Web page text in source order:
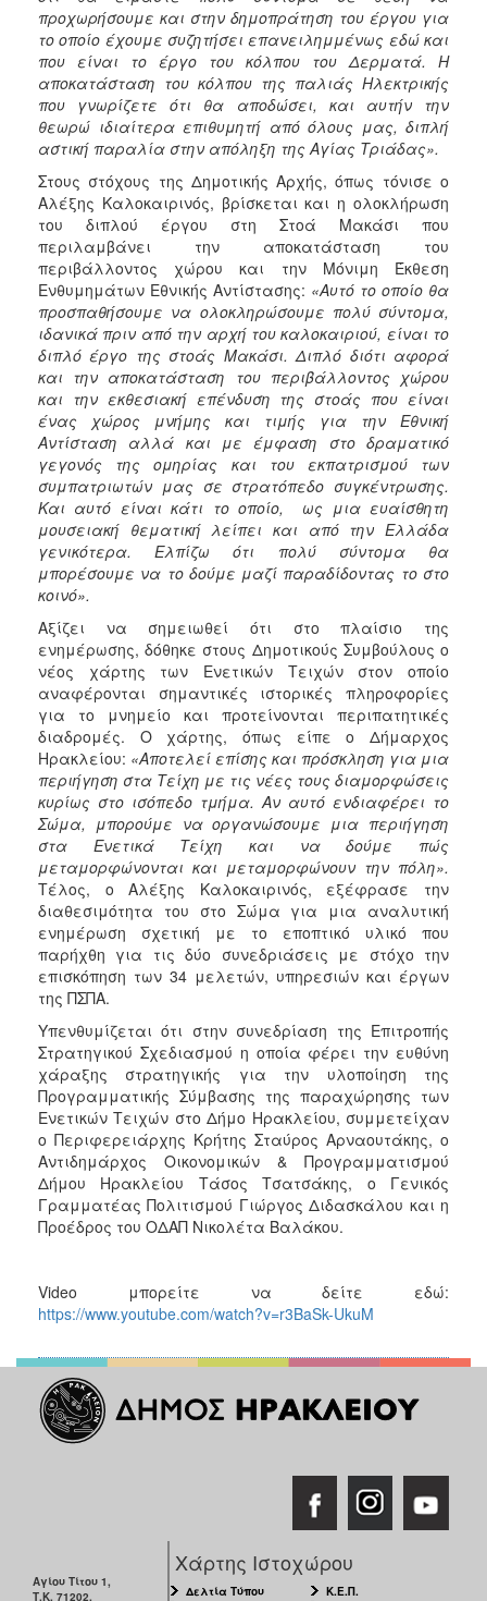
προχωρήσουμε και στην δημοπράτηση του έργου για
το οποίο έχουμε συζητήσει επανειλημμένως εδώ και
που είναι το έργο του κόλπου του Δερματά. Η
αποκατάσταση του κόλπου της παλιάς Ηλεκτρικής
που γνωρίζετε ότι θα αποδώσει, και αυτήν την
θεωρώ ιδιαίτερα επιθυμητή από όλους μας, διπλή
αστική παραλία στην απόληξη της Αγίας Τριάδας».
Στους στόχους της Δημοτικής Αρχής, όπως τόνισε ο
Αλέξης Καλοκαιρινός, βρίσκεται και η ολοκλήρωση
του διπλού έργου στη Στοά Μακάσι που
περιλαμβάνει την αποκατάσταση του
περιβάλλοντος χώρου και την Μόνιμη Έκθεση
Ενθυμημάτων Εθνικής Αντίστασης: «Αυτό το οποίο θα
προσπαθήσουμε να ολοκληρώσουμε πολύ σύντομα,
ιδανικά πριν από την αρχή του καλοκαιριού, είναι το
διπλό έργο της στοάς Μακάσι. Διπλό διότι αφορά
και την αποκατάσταση του περιβάλλοντος χώρου
και την εκθεσιακή επένδυση της στοάς που είναι
ένας χώρος μνήμης και τιμής για την Εθνική
Αντίσταση αλλά και με έμφαση στο δραματικό
γεγονός της ομηρίας και του εκπατρισμού των
συμπατριωτών μας σε στρατόπεδο συγκέντρωσης.
Και αυτό είναι κάτι το οποίο, ως μια ευαίσθητη
μουσειακή θεματική λείπει και από την Ελλάδα
γενικότερα. Ελπίζω ότι πολύ σύντομα θα
μπορέσουμε να το δούμε μαζί παραδίδοντας το στο
κοινό».
Αξίζει να σημειωθεί ότι στο πλαίσιο της
ενημέρωσης, δόθηκε στους Δημοτικούς Συμβούλους ο
νέος χάρτης των Ενετικών Τειχών στον οποίο
αναφέρονται σημαντικές ιστορικές πληροφορίες
για το μνημείο και προτείνονται περιπατητικές
διαδρομές. Ο χάρτης, όπως είπε ο Δήμαρχος
Ηρακλείου: «Αποτελεί επίσης και πρόσκληση για μια
περιήγηση στα Τείχη με τις νέες τους διαμορφώσεις
κυρίως στο ισόπεδο τμήμα. Αν αυτό ενδιαφέρει το
Σώμα, μπορούμε να οργανώσουμε μια περιήγηση
στα Ενετικά Τείχη και να δούμε πώς
μεταμορφώνονται και μεταμορφώνουν την πόλη».
Τέλος, ο Αλέξης Καλοκαιρινός, εξέφρασε την
διαθεσιμότητα του στο Σώμα για μια αναλυτική
ενημέρωση σχετική με το εποπτικό υλικό που
παρήχθη για τις δύο συνεδριάσεις με στόχο την
επισκόπηση των 34 μελετών, υπηρεσιών και έργων
της ΠΣΠΑ.
Υπενθυμίζεται ότι στην συνεδρίαση της Επιτροπής
Στρατηγικού Σχεδιασμού η οποία φέρει την ευθύνη
χάραξης στρατηγικής για την υλοποίηση της
Προγραμματικής Σύμβασης της παραχώρησης των
Ενετικών Τειχών στο Δήμο Ηρακλείου, συμμετείχαν
ο Περιφερειάρχης Κρήτης Σταύρος Αρναουτάκης, ο
Αντιδημάρχος Οικονομικών & Προγραμματισμού
Δήμου Ηρακλείου Τάσος Τσατσάκης, ο Γενικός
Γραμματέας Πολιτισμού Γιώργος Διδασκάλου και η
Προέδρος του ΟΔΑΠ Νικολέτα Βαλάκου.
Video μπορείτε να δείτε εδώ:
https://www.youtube.com/watch?v=r3BaSk-UkuM
Αγίου Τίτου 1,
Τ.Κ. 71202,
Χάρτης Ιστοχώρου
Δελτία Τύπου
Κ.Ε.Π.